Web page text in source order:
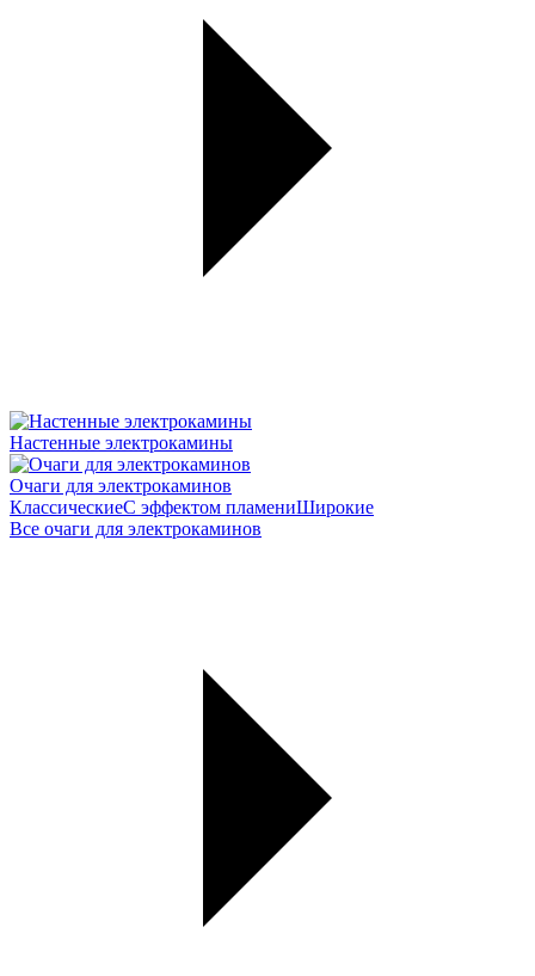
Настенные электрокамины
Очаги для электрокаминов
КлассическиеС эффектом пламениШирокие
Все очаги для электрокаминов